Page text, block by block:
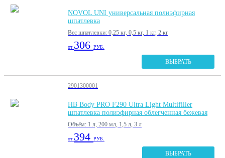
NOVOL UNI универсальная полиэфирная
шпатлевка
Вес шпатлевки: 0,25 кг, 0,5 кг, 1 кг, 2 кг
от 306 РУБ.
ВЫБРАТЬ
2901300001
HB Body PRO F290 Ultra Light Multifiller
шпатлевка полиэфирная облегченная бежевая
Объём: 1 л, 200 мл, 1,5 л, 3 л
от 394 РУБ.
ВЫБРАТЬ